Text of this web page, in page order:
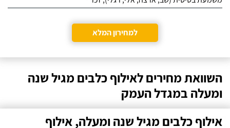
למחירון המלא
השוואת מחירים לאילוף כלבים מגיל שנה
ומעלה במגדל העמק
אילוף כלבים מגיל שנה ומעלה, אילוף